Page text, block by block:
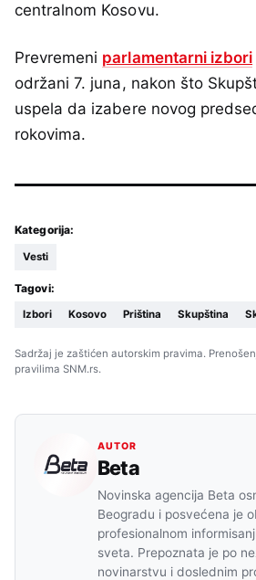
centralnom Kosovu.
Prevremeni parlamentarni izbori
održani 7. juna, nakon što
uspela da izabere novog
rokovima.
Kategorija:
Vesti
Tagovi:
Izbori Kosovo Priština Skupština
Sadržaj je zaštićen autorskim pravima.
pravilima SNM.rs.
AUTOR
Beta
Novinska agencija Beta
Beogradu i posvećena je
profesionalnom
sveta. Prepoznata je po
novinarstvu i doslednim